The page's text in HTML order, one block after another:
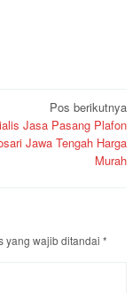
Pos berikutnya
Jasa Pasang Plafon
Jawa Tengah Harga
Murah
yang wajib ditandai *